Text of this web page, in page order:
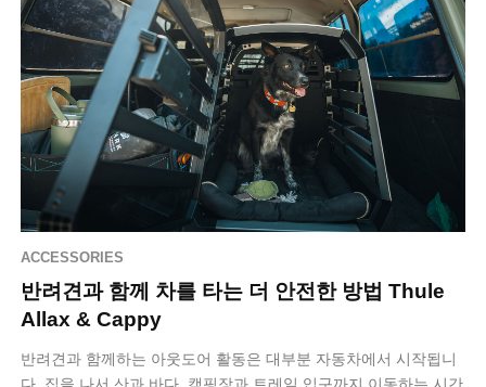
ACCESSORIES
반려견과 함께 차를 타는 더 안전한 방법 Thule
Allax & Cappy
반려견과 함께하는 아웃도어 활동은 대부분 자동차에서 시작됩니
다. 집을 나서 산과 바다, 캠핑장과 트레일 입구까지 이동하는 시간